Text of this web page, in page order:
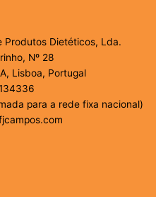
Produtos Dietéticos, Lda.
Nº 28
Lisboa, Portugal
para a rede fixa nacional)